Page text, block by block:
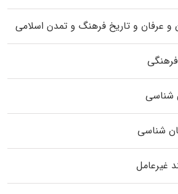
و عرفان و تاریخ فرهنگ و تمدن اسلامی
شناسی
شناسی
غیرعامل